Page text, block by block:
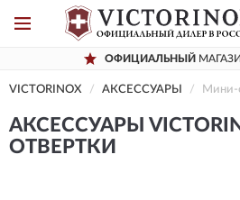
ОФИЦИАЛЬНЫЙ
VICTORINOX AКСЕССУАРЫ Мини-
AКСЕССУАРЫ
ОТВЕРТКИ